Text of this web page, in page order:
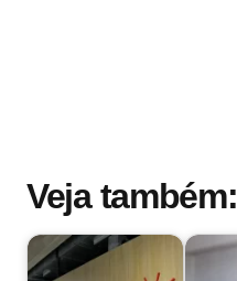
Veja também: